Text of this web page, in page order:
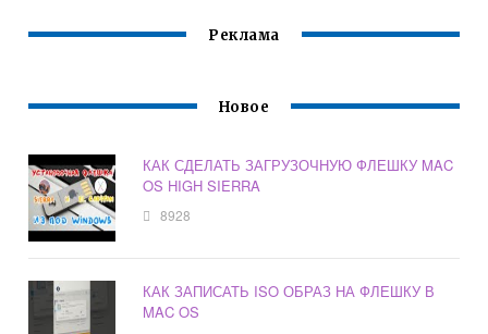
Реклама
Новое
КАК СДЕЛАТЬ ЗАГРУЗОЧНУЮ ФЛЕШКУ MAC
OS HIGH SIERRA
8928
КАК ЗАПИСАТЬ ISO ОБРАЗ НА ФЛЕШКУ В
MAC OS